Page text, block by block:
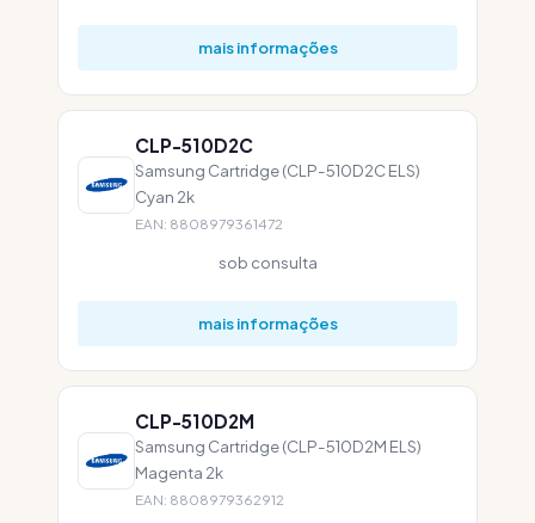
mais informações
CLP-510D2C
Samsung Cartridge (CLP-510D2C ELS)
Cyan 2k
EAN: 8808979361472
sob consulta
mais informações
CLP-510D2M
Samsung Cartridge (CLP-510D2M ELS)
Magenta 2k
EAN: 8808979362912